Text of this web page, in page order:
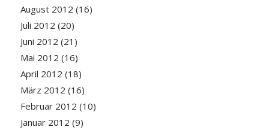
August 2012 (16)
Juli 2012 (20)
Juni 2012 (21)
Mai 2012 (16)
April 2012 (18)
März 2012 (16)
Februar 2012 (10)
Januar 2012 (9)